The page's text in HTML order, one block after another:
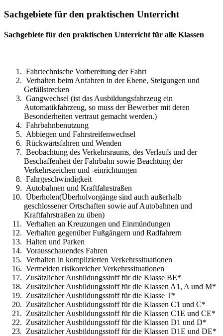
Sachgebiete für den praktischen Unterricht
Sachgebiete für den praktischen Unterricht für alle Klassen
Fahrtechnische Vorbereitung der Fahrt
Verhalten beim Anfahren in der Ebene, Steigungen und
Gefällstrecken
Gangwechsel (ist das Ausbildungsfahrzeug ein
Automatikfahrzeug, so muss der Bewerber mit deren
Besonderheiten vertraut gemacht werden.)
Fahrbahnbenutzung
Abbiegen und Fahrstreifenwechsel
Rückwärtsfahren und Wenden
Beobachtung des Verkehrsraums, des Verlaufs und der
Beschaffenheit der Fahrbahn sowie Beachtung der
Verkehrszeichen und -einrichtungen
Fahrgeschwindigkeit
Autobahnen und Kraftfahrstraßen
Überholen(Überholvorgänge sind auch außerhalb
geschlossener Ortschaften sowie auf Autobahnen und
Kraftfahrstraßen zu üben)
Verhalten an Kreuzungen und Einmündungen
Verhalten gegenüber Fußgängern und Radfahrern
Halten und Parken
Vorausschauendes Fahren
Verhalten in komplizierten Verkehrssituationen
Vermeiden risikoreicher Verkehrssituationen
Zusätzlicher Ausbildungsstoff für die Klasse BE*
Zusätzlicher Ausbildungsstoff für die Klassen A1, A und M*
Zusätzlicher Ausbildungsstoff für die Klasse T*
Zusätzlicher Ausbildungsstoff für die Klassen C1 und C*
Zusätzlicher Ausbildungsstoff für die Klassen C1E und CE*
Zusätzlicher Ausbildungsstoff für die Klassen D1 und D*
Zusätzlicher Ausbildungsstoff für die Klassen D1E und DE*